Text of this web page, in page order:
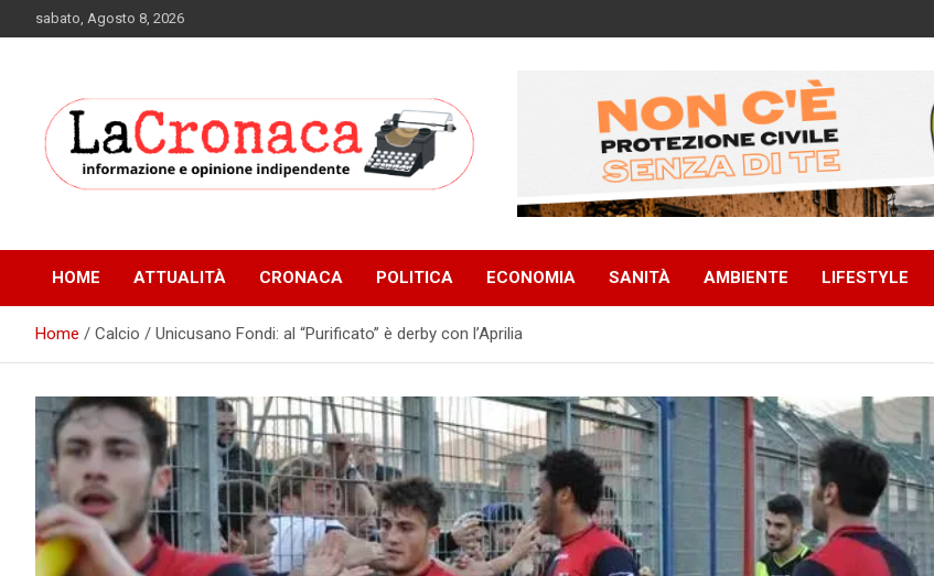
to
sabato, Agosto 8, 2026
HOME ATTUALITÀ CRONACA POLITICA ECONOMIA SANITÀ AMBIENTE LIFESTYLE
Home Calcio / Unicusano Fondi: al “Purificato” è derby con l’Aprilia